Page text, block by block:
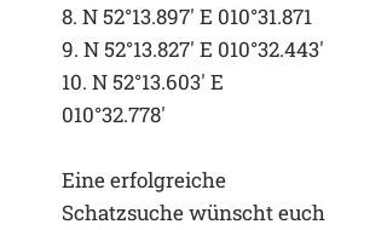
8. N 52°13.897′ E 010°31.871
9. N 52°13.827′ E 010°32.443′
10. N 52°13.603′ E
010°32.778′
Eine erfolgreiche
Schatzsuche wünscht euch